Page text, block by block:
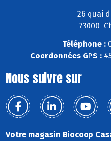
26 quai
73000
Téléphone :
Coordonnées GPS :
Nous suivre sur
Votre magasin Biocoop